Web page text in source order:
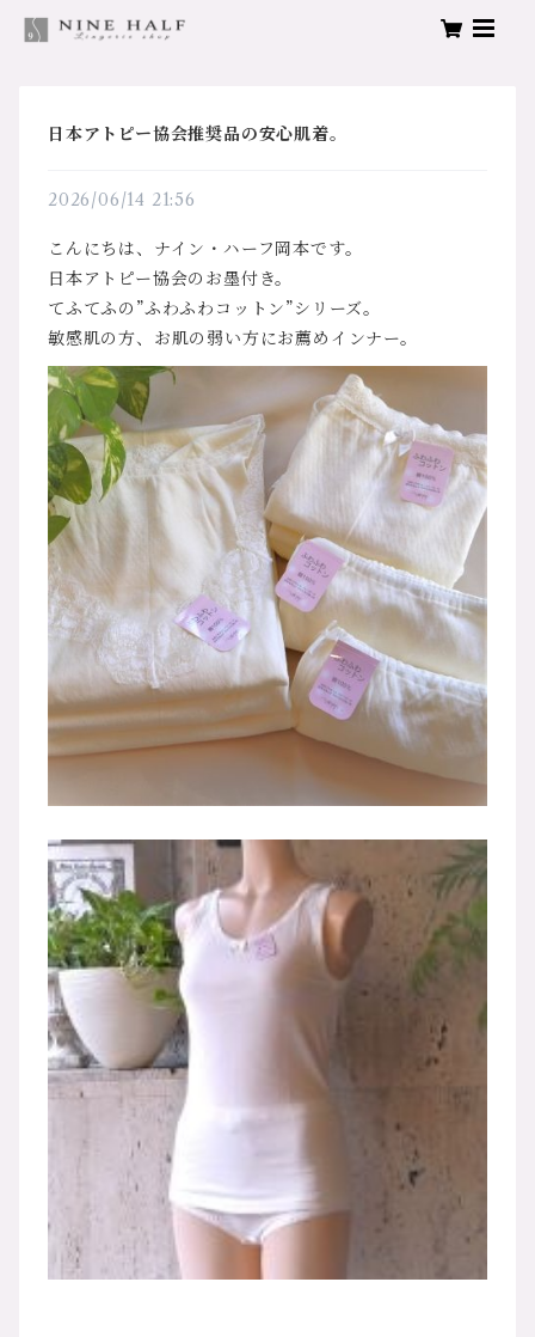
日本アトピー協会推奨品の安心肌着。
2026/06/14 21:56
こんにちは、ナイン・ハーフ岡本です。
日本アトピー協会のお墨付き。
てふてふの”ふわふわコットン”シリーズ。
敏感肌の方、お肌の弱い方にお薦めインナー。